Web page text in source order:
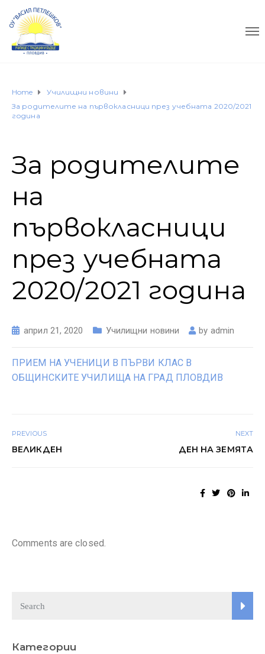
Home
Училищни новини
За родителите на първокласници през учебната 2020/2021
година
За родителите
на
първокласници
през учебната
2020/2021 година
април 21, 2020 Училищни новини by admin
ПРИЕМ НА УЧЕНИЦИ В ПЪРВИ КЛАС В
ОБЩИНСКИТЕ УЧИЛИЩА НА ГРАД ПЛОВДИВ
PREVIOUS
ВЕЛИКДЕН
NEXT
ДЕН НА ЗЕМЯТА
Comments are closed.
Категории